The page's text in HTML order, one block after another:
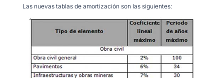
Las nuevas tablas de amortización son las siguientes: